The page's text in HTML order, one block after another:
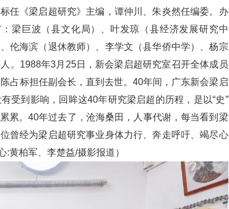
任《梁启超研究》主编，谭仲川、朱炎然任编委。办
梁巨波（县文化局）、叶发琼（县经济发展研究中
伦海滨（退休教师）、李学文（县华侨中学）、杨宗
。1988年3月25日，新会梁启超研究室召开全体成员
占标担任副会长，直到去世。40年间，广东新会梁启
受到影响，回眸这40年研究梁启超的历程，是以“史”
累。40年过去了，沧海桑田，人事代谢，每当看到梁
曾经为梁启超研究事业身体力行、奔走呼吁、竭尽心
黄柏军、李楚益/摄影报道）